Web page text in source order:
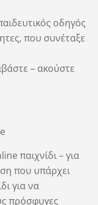
οδηγός
που συνέταξε
– ακούστε
παιχνίδι – για
που υπάρχει
για να
πρόσφυγες